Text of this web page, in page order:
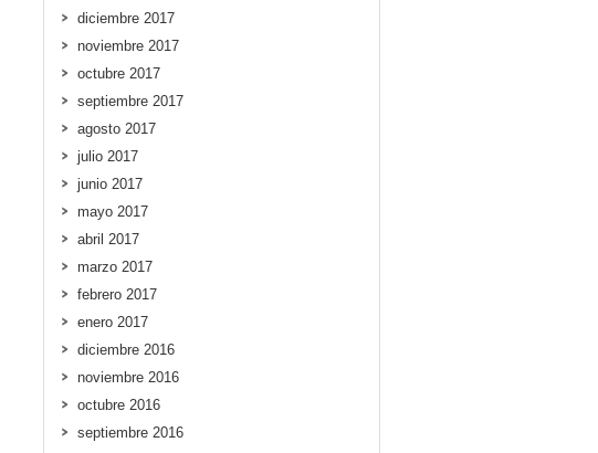
diciembre 2017
noviembre 2017
octubre 2017
septiembre 2017
agosto 2017
julio 2017
junio 2017
mayo 2017
abril 2017
marzo 2017
febrero 2017
enero 2017
diciembre 2016
noviembre 2016
octubre 2016
septiembre 2016